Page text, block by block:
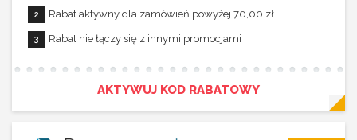
Rabat aktywny dla zamówień powyżej 70,00 zł
Rabat nie łączy się z innymi promocjami
AKTYWUJ KOD RABATOWY